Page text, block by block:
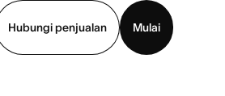
Hubungi penjualan
Mulai